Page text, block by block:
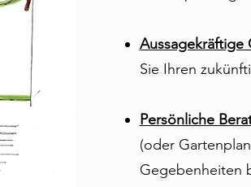
Aussagekräftige
Sie Ihren
Persönliche
(oder
Gegebenheiten